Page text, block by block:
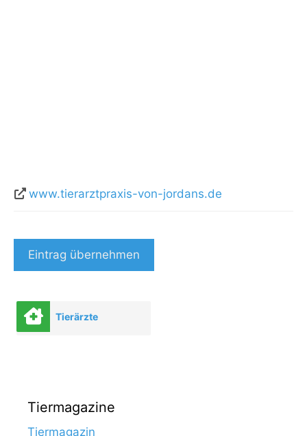
www.tierarztpraxis-von-jordans.de
Eintrag übernehmen
Tierärzte
Tiermagazine
Tiermagazin